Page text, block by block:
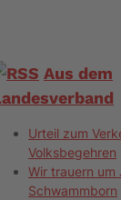
Aus dem
Urteil zum
Volksbegehren
Wir trauern um
Schwammborn